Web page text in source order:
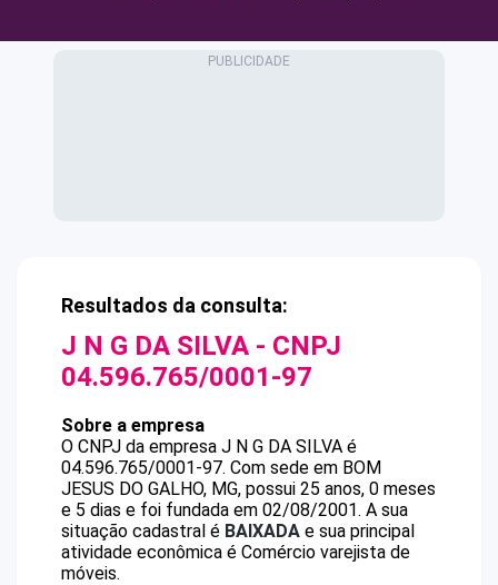
Resultados da consulta:
J N G DA SILVA - CNPJ
04.596.765/0001-97
Sobre a empresa
O CNPJ da empresa J N G DA SILVA é
04.596.765/0001-97. Com sede em BOM
JESUS DO GALHO, MG, possui 25 anos, 0 meses
e 5 dias e foi fundada em 02/08/2001. A sua
situação cadastral é BAIXADA e sua principal
atividade econômica é Comércio varejista de
móveis.